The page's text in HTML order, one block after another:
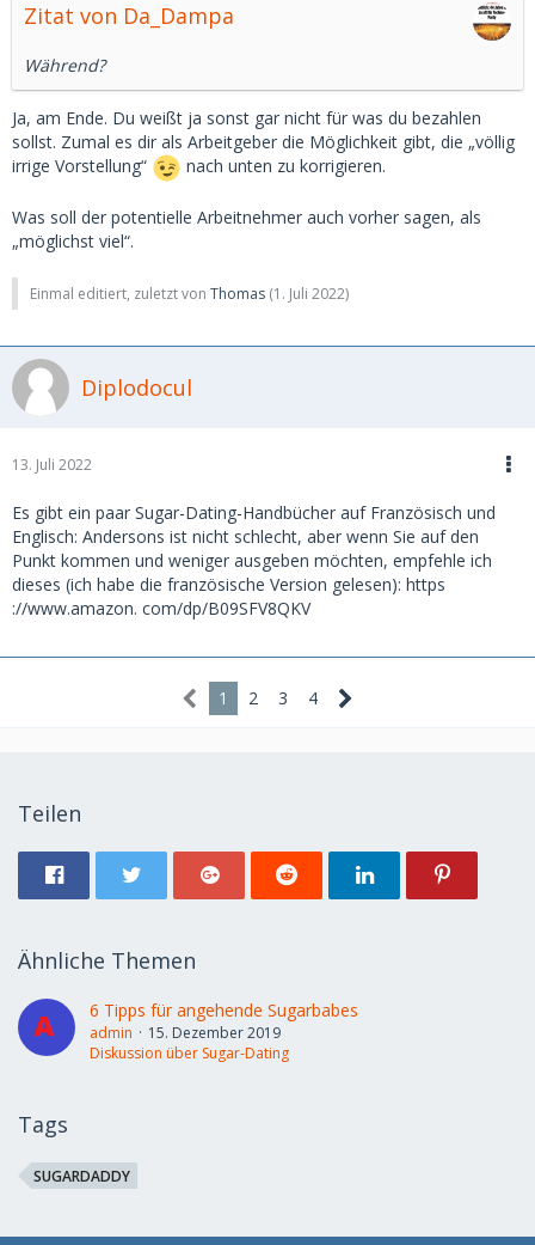
Zitat von Da_Dampa
Während?
Ja, am Ende. Du weißt ja sonst gar nicht für was du bezahlen
sollst. Zumal es dir als Arbeitgeber die Möglichkeit gibt, die „völlig
irrige Vorstellung“
nach unten zu korrigieren.
Was soll der potentielle Arbeitnehmer auch vorher sagen, als
„möglichst viel“.
Einmal editiert, zuletzt von Thomas (1. Juli 2022)
Diplodocul
13. Juli 2022
Es gibt ein paar Sugar-Dating-Handbücher auf Französisch und
Englisch: Andersons ist nicht schlecht, aber wenn Sie auf den
Punkt kommen und weniger ausgeben möchten, empfehle ich
dieses (ich habe die französische Version gelesen): https
://www.amazon. com/dp/B09SFV8QKV
1 2 3 4
Teilen
Ähnliche Themen
6 Tipps für angehende Sugarbabes
admin
15. Dezember 2019
Diskussion über Sugar-Dating
Tags
SUGARDADDY